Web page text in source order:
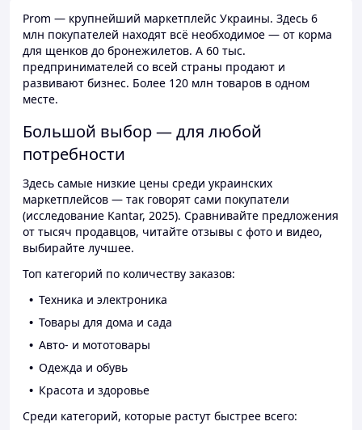
Prom — крупнейший маркетплейс Украины. Здесь 6
млн покупателей находят всё необходимое — от корма
для щенков до бронежилетов. А 60 тыс.
предпринимателей со всей страны продают и
развивают бизнес. Более 120 млн товаров в одном
месте.
Большой выбор — для любой
потребности
Здесь самые низкие цены среди украинских
маркетплейсов — так говорят сами покупатели
(исследование Kantar, 2025). Сравнивайте предложения
от тысяч продавцов, читайте отзывы с фото и видео,
выбирайте лучшее.
Топ категорий по количеству заказов:
Техника и электроника
Товары для дома и сада
Авто- и мототовары
Одежда и обувь
Красота и здоровье
Среди категорий, которые растут быстрее всего: